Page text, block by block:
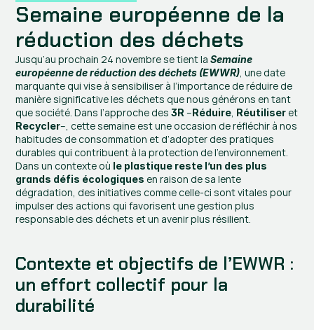
Semaine européenne de la
réduction des déchets
Jusqu’au prochain 24 novembre se tient la Semaine
européenne de réduction des déchets (EWWR), une date
marquante qui vise à sensibiliser à l’importance de réduire de
manière significative les déchets que nous générons en tant
que société. Dans l’approche des 3R –Réduire, Réutiliser
Recycler–, cette semaine est une occasion de réfléchir à nos
habitudes de consommation et d’adopter des pratiques
durables qui contribuent à la protection de l’environnement.
Dans un contexte où le plastique reste l’un des plus
grands défis écologiques en raison de sa lente
dégradation, des initiatives comme celle-ci sont vitales pour
impulser des actions qui favorisent une gestion plus
responsable des déchets et un avenir plus résilient.
Contexte et objectifs de l’EWWR :
un effort collectif pour la
durabilité